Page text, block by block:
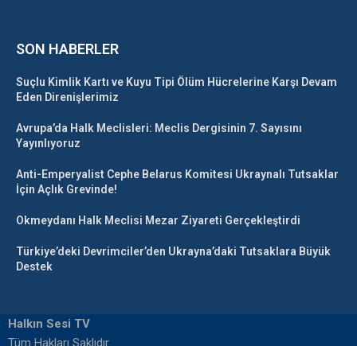
SON HABERLER
Suçlu Kimlik Kartı ve Kuyu Tipi Ölüm Hücrelerine Karşı Devam
Eden Direnişlerimiz
Avrupa’da Halk Meclisleri: Meclis Dergisinin 7. Sayısını
Yayınlıyoruz
Anti-Emperyalist Cephe Belarus Komitesi Ukraynalı Tutsaklar
İçin Açlık Grevinde!
Okmeydanı Halk Meclisi Mezar Ziyareti Gerçekleştirdi
Türkiye’deki Devrimciler’den Ukrayna’daki Tutsaklara Büyük
Destek
Halkın Sesi TV
Tüm Hakları Saklıdır